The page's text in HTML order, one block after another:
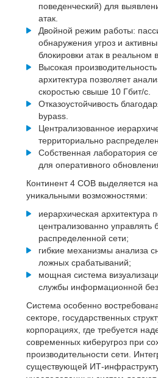
поведенческий) для
атак.
Двойной режим работы:
обнаружения угроз и
блокировки атак в реальном
Высокая
архитектура позволяет
скоростью свыше 10 Гбит/с.
Отказоустойчивость
bypass.
Централизованное
территориально
Собственная лаборатория
для оперативного
Континент 4 СОВ выделяется
уникальными возможностями:
иерархическая архитектура
централизованно управлять
распределенной сети;
гибкие механизмы анализа
ложных срабатываний;
мощная система
службы информационной
Система особенно
секторе, государственных
корпорациях, где требуется
современных киберугроз при
производительности сети.
существующей ИТ-